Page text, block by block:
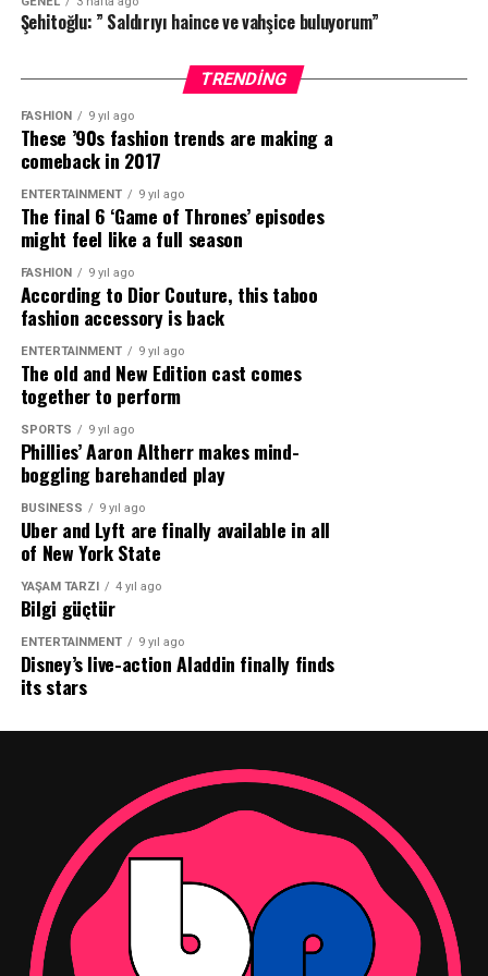
getirebilecekler.
Anadolu Efes Fan Club üyelerine özel indirim bu yıl
Son teknoloji tesisleri ve onlarca branşa uygun
tasarlanmış çok amaçlı spor salonlarıyla Türkiye’nin en
büyük spor tesisi Gloria Sports Arena’da gerçekleşecek
Anadolu Efes Spor Kulübü Yaz Kampı’ndan yararlanmak
isteyen Anadolu Efes Fan Club üyeleri ise %10
indirimden yararlanabilecek.
Geleceğin basketbolcu adayları tarafından büyük ilgi
gören Anadolu Efes Spor Kulübü Basketbol Yaz
Kampı’na dair tüm detaylara 0850 441 16 78 numaralı
telefondan veya smartcasualevent internet adresi
üzerinden ulaşım sağlanabiliyor.
Anadolu Efes Spor Kulübü, Gloria Sports Arena ve
Smart Casual Event, basketbolcu olma hayallerini
gerçekleştirmek isteyen tüm genç basketbolcu
adaylarını Anadolu Efes Spor Kulübü Basketbol Yaz
Kampı’na bekliyor.
Kaynak: (BYZHA) Beyaz Haber Ajansı
Şehitoğlu: ” Saldırıyı haince ve vahşice buluyorum”
TRENDING
FASHION 9 yıl ago
These ’90s fashion trends are making a
comeback in 2017
ENTERTAINMENT 9 yıl ago
The final 6 ‘Game of Thrones’ episodes
might feel like a full season
FASHION 9 yıl ago
According to Dior Couture, this taboo
fashion accessory is back
ENTERTAINMENT 9 yıl ago
The old and New Edition cast comes
together to perform
SPORTS 9 yıl ago
Phillies’ Aaron Altherr makes mind-
boggling barehanded play
BUSINESS 9 yıl ago
Uber and Lyft are finally available in all
of New York State
YAŞAM TARZI 4 yıl ago
Bilgi güçtür
ENTERTAINMENT 9 yıl ago
Disney’s live-action Aladdin finally finds
its stars